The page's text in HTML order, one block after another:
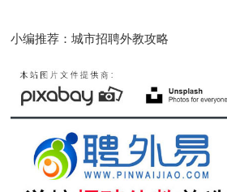
小编推荐：城市招聘外教攻略